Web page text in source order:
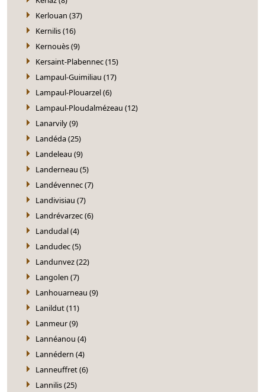
Kerlouan (37)
Kernilis (16)
Kernouès (9)
Kersaint-Plabennec (15)
Lampaul-Guimiliau (17)
Lampaul-Plouarzel (6)
Lampaul-Ploudalmézeau (12)
Lanarvily (9)
Landéda (25)
Landeleau (9)
Landerneau (5)
Landévennec (7)
Landivisiau (7)
Landrévarzec (6)
Landudal (4)
Landudec (5)
Landunvez (22)
Langolen (7)
Lanhouarneau (9)
Lanildut (11)
Lanmeur (9)
Lannéanou (4)
Lannédern (4)
Lanneuffret (6)
Lannilis (25)